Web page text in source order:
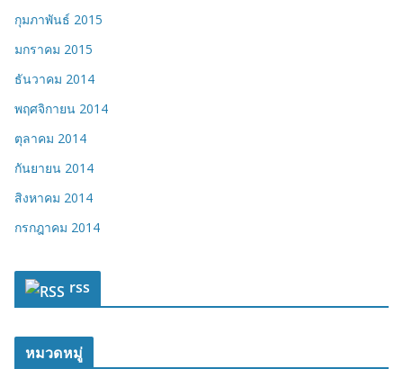
กุมภาพันธ์ 2015
มกราคม 2015
ธันวาคม 2014
พฤศจิกายน 2014
ตุลาคม 2014
กันยายน 2014
สิงหาคม 2014
กรกฎาคม 2014
rss
หมวดหมู่